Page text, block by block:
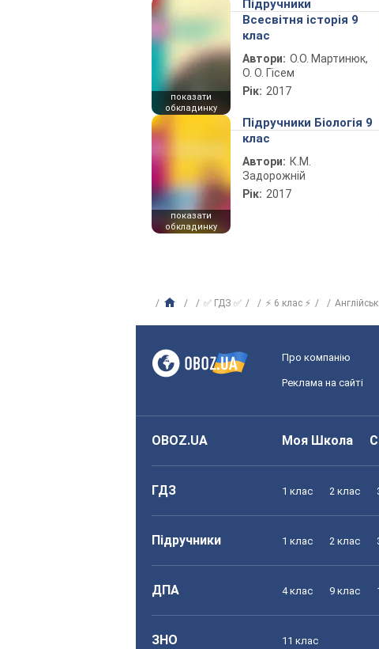
показати
обкладинку
Підручники
Всесвітня історія 9
клас
Автори: О.О. Мартинюк,
О. О. Гісем
Рік: 2017
показати
обкладинку
Підручники Біологія 9
клас
Автори: К.М.
Задорожній
Рік: 2017
✅ ГДЗ ✅ ⚡ 6 клас ⚡
Про компанію
Реклама на сайті
OBOZ.UA Моя Школа
ГДЗ 1 клас 2 клас
Підручники 1 клас 2 клас
ДПА 4 клас 9 клас
ЗНО 11 клас